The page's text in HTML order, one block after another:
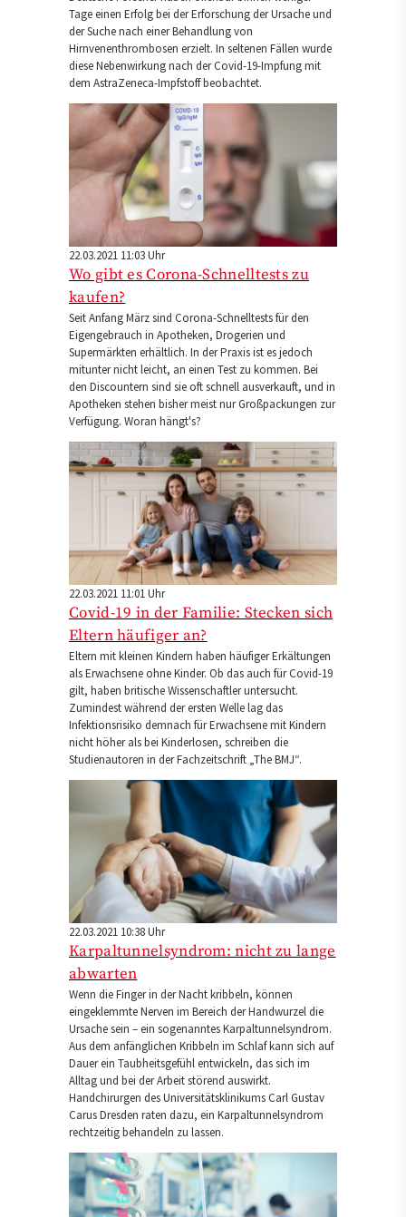
Tage einen Erfolg bei der Erforschung der Ursache und
der Suche nach einer Behandlung von
Hirnvenenthrombosen erzielt. In seltenen Fällen wurde
diese Nebenwirkung nach der Covid-19-Impfung mit
dem AstraZeneca-Impfstoff beobachtet.
22.03.2021 11:03 Uhr
Wo gibt es Corona-Schnelltests zu
kaufen?
Seit Anfang März sind Corona-Schnelltests für den
Eigengebrauch in Apotheken, Drogerien und
Supermärkten erhältlich. In der Praxis ist es jedoch
mitunter nicht leicht, an einen Test zu kommen. Bei
den Discountern sind sie oft schnell ausverkauft, und in
Apotheken stehen bisher meist nur Großpackungen zur
Verfügung. Woran hängt's?
22.03.2021 11:01 Uhr
Covid-19 in der Familie: Stecken sich
Eltern häufiger an?
Eltern mit kleinen Kindern haben häufiger Erkältungen
als Erwachsene ohne Kinder. Ob das auch für Covid-19
gilt, haben britische Wissenschaftler untersucht.
Zumindest während der ersten Welle lag das
Infektionsrisiko demnach für Erwachsene mit Kindern
nicht höher als bei Kinderlosen, schreiben die
Studienautoren in der Fachzeitschrift „The BMJ“.
22.03.2021 10:38 Uhr
Karpaltunnelsyndrom: nicht zu lange
abwarten
Wenn die Finger in der Nacht kribbeln, können
eingeklemmte Nerven im Bereich der Handwurzel die
Ursache sein – ein sogenanntes Karpaltunnelsyndrom.
Aus dem anfänglichen Kribbeln im Schlaf kann sich auf
Dauer ein Taubheitsgefühl entwickeln, das sich im
Alltag und bei der Arbeit störend auswirkt.
Handchirurgen des Universitätsklinikums Carl Gustav
Carus Dresden raten dazu, ein Karpaltunnelsyndrom
rechtzeitig behandeln zu lassen.